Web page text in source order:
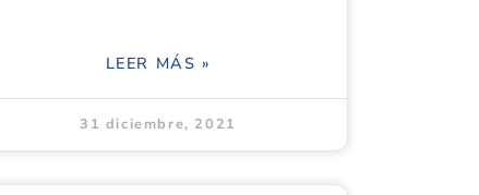
LEER MÁS »
31 diciembre, 2021